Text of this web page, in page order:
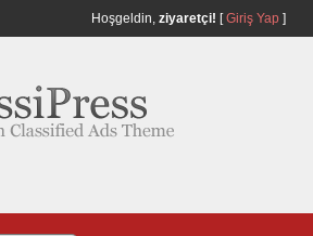
Hoşgeldin, ziyaretçi! [Giriş Yap]